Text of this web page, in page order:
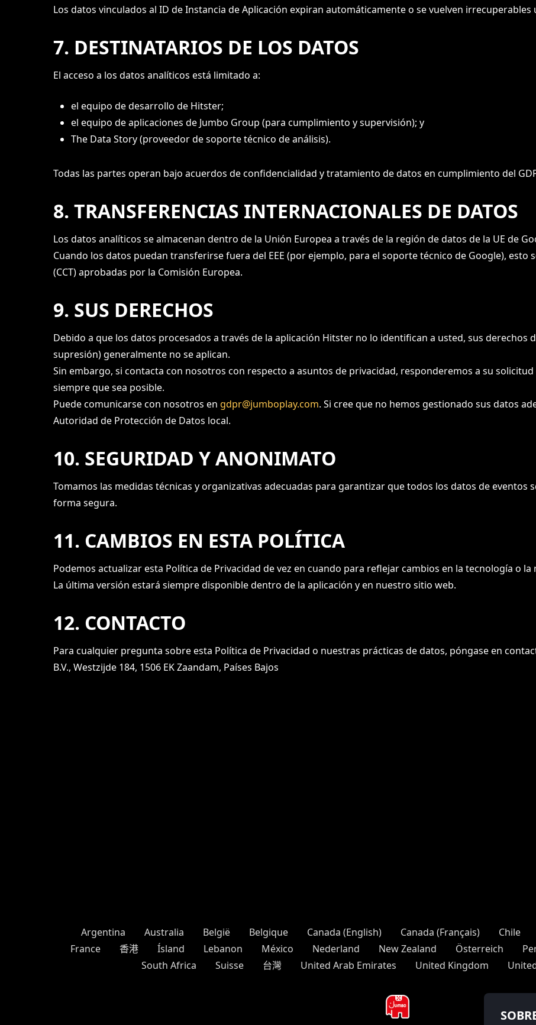
Los datos vinculados al ID de Instancia de Aplicación expiran automáticamente o se vuelven irrecuperables
7. DESTINATARIOS DE LOS DATOS
El acceso a los datos analíticos está limitado a:
el equipo de desarrollo de Hitster;
el equipo de aplicaciones de Jumbo Group (para cumplimiento y supervisión); y
The Data Story (proveedor de soporte técnico de análisis).
Todas las partes operan bajo acuerdos de confidencialidad y tratamiento de datos en cumplimiento del
8. TRANSFERENCIAS INTERNACIONALES DE DATOS
Los datos analíticos se almacenan dentro de la Unión Europea a través de la región de datos de la UE de
Cuando los datos puedan transferirse fuera del EEE (por ejemplo, para el soporte técnico de Google), esto
(CCT) aprobadas por la Comisión Europea.
9. SUS DERECHOS
Debido a que los datos procesados a través de la aplicación Hitster no lo identifican a usted, sus derechos
supresión) generalmente no se aplican.
Sin embargo, si contacta con nosotros con respecto a asuntos de privacidad, responderemos a su
siempre que sea posible.
Puede comunicarse con nosotros en gdpr@jumboplay.com. Si cree que no hemos gestionado sus datos
Autoridad de Protección de Datos local.
10. SEGURIDAD Y ANONIMATO
Tomamos las medidas técnicas y organizativas adecuadas para garantizar que todos los datos de eventos
forma segura.
11. CAMBIOS EN ESTA POLÍTICA
Podemos actualizar esta Política de Privacidad de vez en cuando para reflejar cambios en la tecnología o la
La última versión estará siempre disponible dentro de la aplicación y en nuestro sitio web.
12. CONTACTO
Para cualquier pregunta sobre esta Política de Privacidad o nuestras prácticas de datos, póngase en
B.V., Westzijde 184, 1506 EK Zaandam, Países Bajos
Argentina Australia België Belgique Canada (English) Canada (Français) Chile
France
香港 Ísland Lebanon México Nederland New Zealand Österreich
South Africa
Suisse 台灣 United Arab Emirates United Kingdom